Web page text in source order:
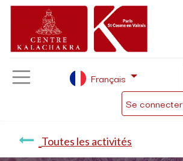
Se connecter
Français
Toutes les activités